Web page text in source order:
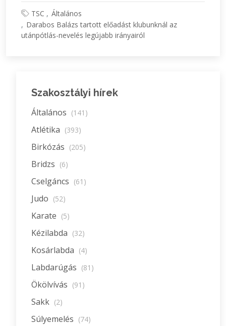
TSC
Általános
Darabos Balázs tartott előadást klubunknál az
utánpótlás-nevelés legújabb irányairól
Szakosztályi hírek
Általános (141)
Atlétika (393)
Birkózás (205)
Bridzs (6)
Cselgáncs (61)
Judo (52)
Karate (5)
Kézilabda (32)
Kosárlabda (4)
Labdarúgás (81)
Ökölvívás (91)
Sakk (2)
Súlyemelés (74)